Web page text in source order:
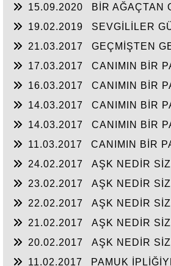
15.09.2020
BİR AĞAÇTAN
19.02.2019
SEVGİLİLER
21.03.2017
GEÇMİŞTEN
17.03.2017
CANIMIN BİR
16.03.2017
CANIMIN BİR
14.03.2017
CANIMIN BİR
14.03.2017
CANIMIN BİR
11.03.2017
CANIMIN BİR
24.02.2017
AŞK NEDİR
23.02.2017
AŞK NEDİR
22.02.2017
AŞK NEDİR
21.02.2017
AŞK NEDİR
20.02.2017
AŞK NEDİR
11.02.2017
PAMUK